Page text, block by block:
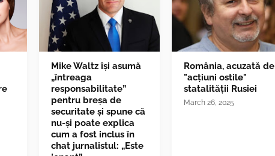
Mike Waltz îşi asumă
„întreaga
responsabilitate”
pentru breşa de
securitate și spune că
nu-și poate explica
cum a fost inclus în
chat jurnalistul: „Este
România, acuzată de
"acțiuni ostile"
statalității Rusiei
March 26, 2025